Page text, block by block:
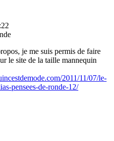
je me suis permis de faire
le site de la taille mannequin
2011/11/07/le-
pensees-de-ronde-12/